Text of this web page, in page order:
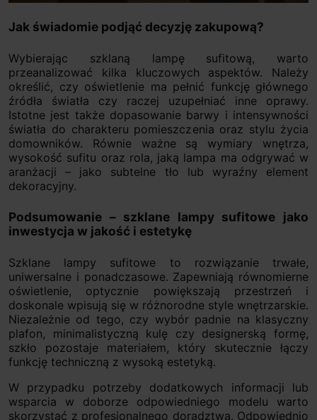
Jak świadomie podjąć decyzję zakupową?
Wybierając szklaną lampę sufitową, warto
przeanalizować kilka kluczowych aspektów. Należy
określić, czy oświetlenie ma pełnić funkcję głównego
źródła światła czy raczej uzupełniać inne oprawy.
Istotne jest także dopasowanie barwy i intensywności
światła do charakteru pomieszczenia oraz stylu życia
domowników. Równie ważne są wymiary wnętrza,
wysokość sufitu oraz rola, jaką lampa ma odgrywać w
aranżacji – jako subtelne tło lub wyraźny element
dekoracyjny.
Podsumowanie – szklane lampy sufitowe jako
inwestycja w jakość i estetykę
Szklane lampy sufitowe to rozwiązanie trwałe,
uniwersalne i ponadczasowe. Zapewniają równomierne
oświetlenie, optycznie powiększają przestrzeń i
doskonale wpisują się w różnorodne style wnętrzarskie.
Niezależnie od tego, czy wybór padnie na klasyczny
plafon, minimalistyczną kulę czy designerską formę,
szkło pozostaje materiałem, który skutecznie łączy
funkcję techniczną z wysoką estetyką.
W przypadku potrzeby dodatkowych informacji lub
wsparcia w doborze odpowiedniego modelu warto
skorzystać z profesjonalnego doradztwa. Odpowiednio